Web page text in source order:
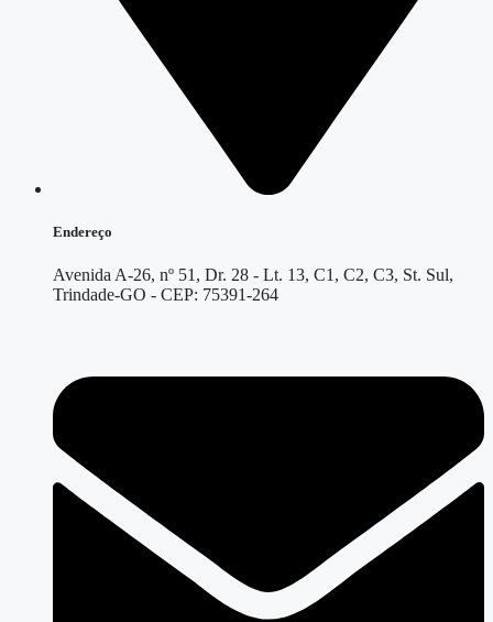
Endereço
Avenida A-26, nº 51, Dr. 28 - Lt. 13, C1, C2, C3, St. Sul,
Trindade-GO - CEP: 75391-264